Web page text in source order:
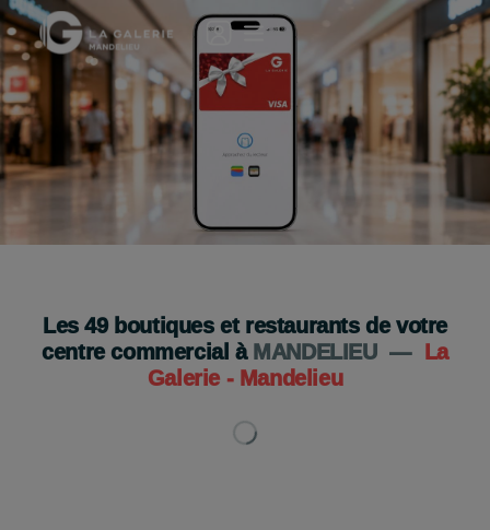
Je l'offreLes49boutiques et restaurants de votre
centre commercial à MANDELIEU —
La
Galerie - Mandelieu